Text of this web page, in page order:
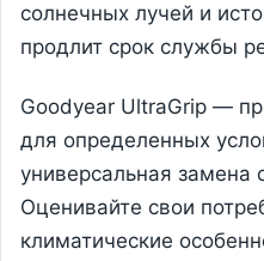
солнечных лучей и
продлит срок службы
Goodyear UltraGrip —
для определенных
универсальная замена
Оценивайте свои
климатические